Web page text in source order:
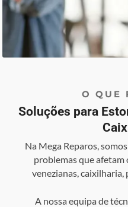
O QUE
Soluções para
Na Mega Reparos,
problemas que afetam
venezianas, caixilharia,
A nossa equipa de